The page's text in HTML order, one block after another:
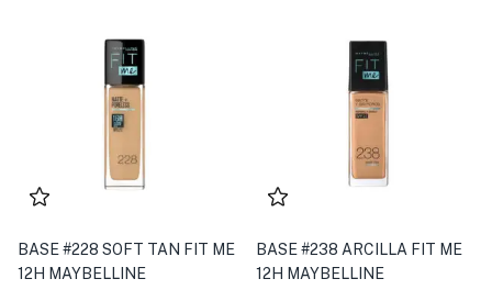
BASE #228 SOFT TAN FIT ME
12H MAYBELLINE
BASE #238 ARCILLA FIT ME
12H MAYBELLINE